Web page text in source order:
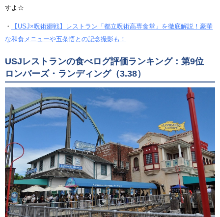
すよ☆
・
【USJ×呪術廻戦】レストラン「都立呪術高専食堂」を徹底解説！豪華
な和食メニューや五条悟との記念撮影も！
USJレストランの食べログ評価ランキング：第9位
ロンバーズ・ランディング（3.38）